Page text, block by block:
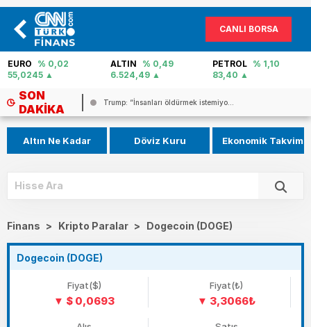
CANLI BORSA
EURO
% 0,02
55,0245
ALTIN
% 0,49
6.524,49
PETROL % 1,10
83,40
SON
DAKIKA
SON DAKİKA HABERİ: Suriye’nin başke...
Altın Ne Kadar Döviz Kuru Ekonomik Takvim
Finans > Kripto Paralar > Dogecoin (DOGE)
Dogecoin (DOGE)
Fiyat($)
$ 0,0693
Fiyat(₺)
3,3066₺